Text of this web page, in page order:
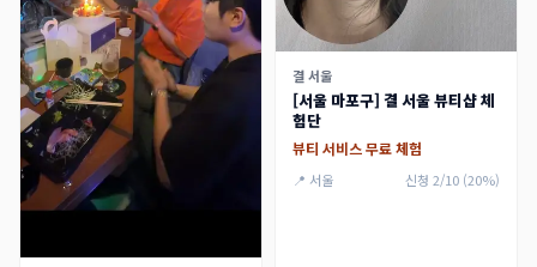
결 서울
[서울 마포구] 결 서울 뷰티샵 체
험단
뷰티 서비스 무료 체험
📍 서울 신청 2/10 (20%)